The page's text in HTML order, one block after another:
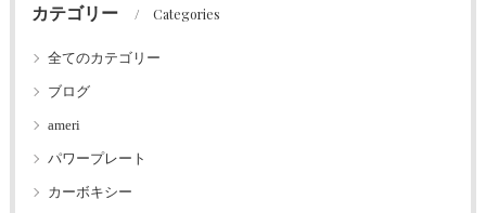
カテゴリー Categories
全てのカテゴリー
ブログ
ameri
パワープレート
カーボキシー